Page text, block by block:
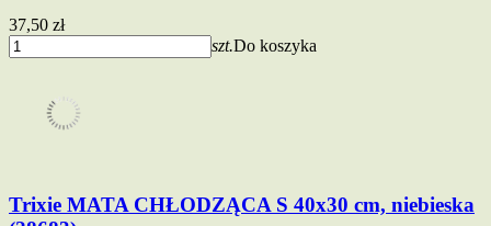
37,50 zł
szt.Do koszyka
Trixie MATA CHŁODZĄCA S 40x30 cm, niebieska